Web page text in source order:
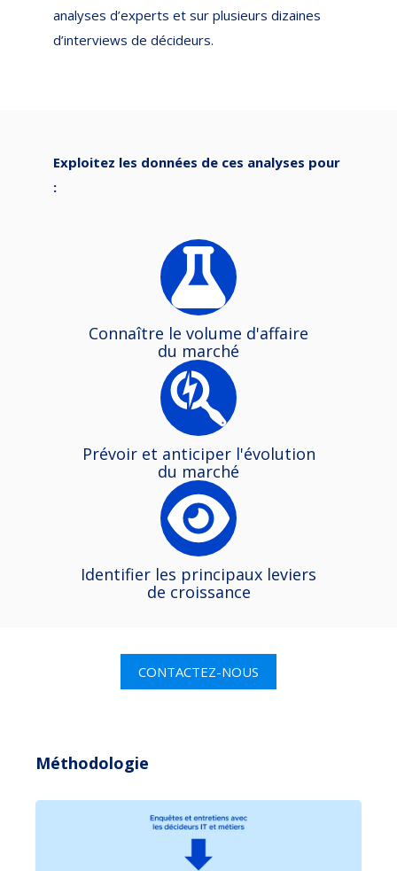
analyses d’experts et sur plusieurs dizaines
d’interviews de décideurs.
Exploitez les données de ces analyses pour
:
Connaître le volume d'affaire
du marché
Prévoir et anticiper l'évolution
du marché
Identifier les principaux leviers
de croissance
CONTACTEZ-NOUS
Méthodologie